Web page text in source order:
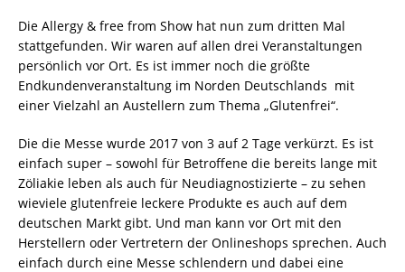
Die Allergy & free from Show hat nun zum dritten Mal
stattgefunden. Wir waren auf allen drei Veranstaltungen
persönlich vor Ort. Es ist immer noch die größte
Endkundenveranstaltung im Norden Deutschlands mit
einer Vielzahl an Austellern zum Thema „Glutenfrei“.
Die die Messe wurde 2017 von 3 auf 2 Tage verkürzt. Es ist
einfach super – sowohl für Betroffene die bereits lange mit
Zöliakie leben als auch für Neudiagnostizierte – zu sehen
wieviele glutenfreie leckere Produkte es auch auf dem
deutschen Markt gibt. Und man kann vor Ort mit den
Herstellern oder Vertretern der Onlineshops sprechen. Auch
einfach durch eine Messe schlendern und dabei eine